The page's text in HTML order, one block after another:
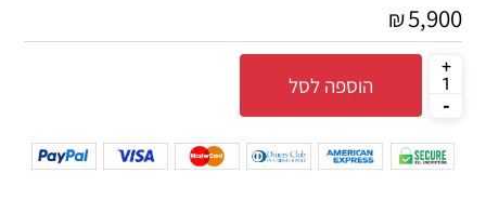
₪5,900
הוספה לסל